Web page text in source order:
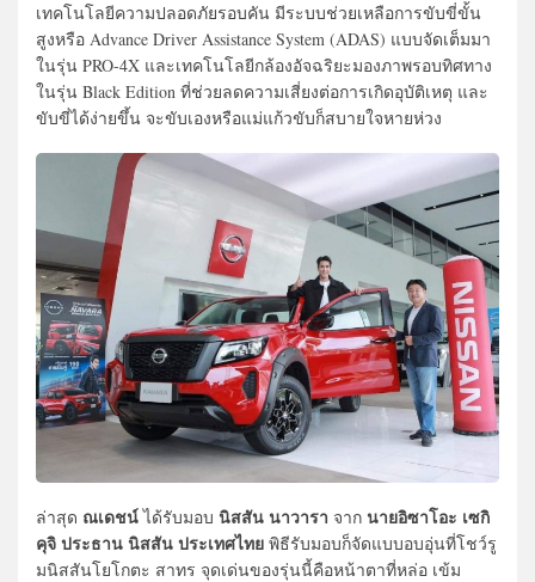
เทคโนโลยีความปลอดภัยรอบคัน มีระบบช่วยเหลือการขับขี่ขั้น
สูงหรือ Advance Driver Assistance System (ADAS) แบบจัดเต็มมา
ในรุ่น PRO-4X และเทคโนโลยีกล้องอัจฉริยะมองภาพรอบทิศทาง
ในรุ่น Black Edition ที่ช่วยลดความเสี่ยงต่อการเกิดอุบัติเหตุ และ
ขับขี่ได้ง่ายขึ้น จะขับเองหรือแม่แก้วขับก็สบายใจหายห่วง
ล่าสุด ณเดชน์ได้รับมอบ นิสสัน นาวารา จาก นายอิซาโอะ เซกิ
คุจิ ประธาน นิสสัน ประเทศไทย พิธีรับมอบก็จัดแบบอบอุ่นที่โชว์รู
มนิสสันโยโกตะ สาทร จุดเด่นของรุ่นนี้คือหน้าตาที่หล่อ เข้ม